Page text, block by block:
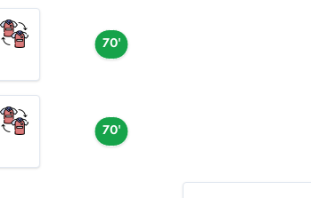
70'
70'